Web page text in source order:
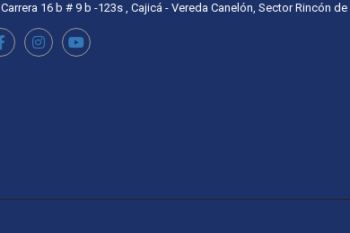
Carrera 16 b # 9 b -123s , Cajicá - Vereda Canelón, Sector Rincón